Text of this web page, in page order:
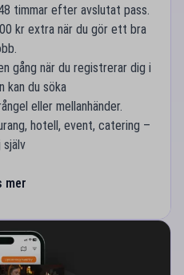
timmar efter avslutat pass.
kr extra när du gör ett bra
gång när du registrerar dig i
kan du söka
eller mellanhänder.
hotell, event, catering –
själv
mer